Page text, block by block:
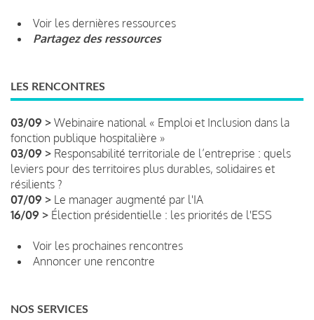
Voir les dernières ressources
Partagez des ressources
LES RENCONTRES
03/09 > Webinaire national « Emploi et Inclusion dans la
fonction publique hospitalière »
03/09 > Responsabilité territoriale de l’entreprise : quels
leviers pour des territoires plus durables, solidaires et
résilients ?
07/09 > Le manager augmenté par l'IA
16/09 > Élection présidentielle : les priorités de l'ESS
Voir les prochaines rencontres
Annoncer une rencontre
NOS SERVICES